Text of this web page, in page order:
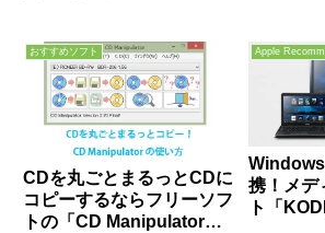
おすすめソフト
CDを丸ごとまるっとCDに
コピーするならフリーソフ
トの「CD Manipulator」
Apple
携！メデ
ト「